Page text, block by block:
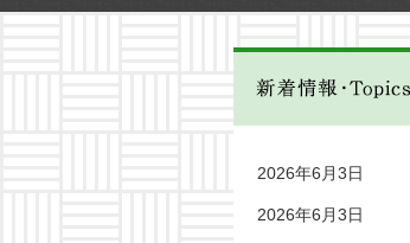
2026年6月3日
2026年6月3日